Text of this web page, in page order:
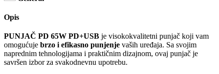
Opis
PUNJAČ PD 65W PD+USB je visokokvalitetni punjač koji vam
omogućuje brzo i efikasno punjenje vaših uređaja. Sa svojim
naprednim tehnologijama i praktičnim dizajnom, ovaj punjač je
savršen izbor za svakodnevnu upotrebu.